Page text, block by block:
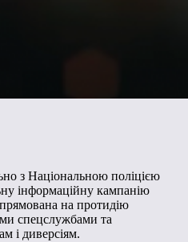
з Національною поліцією
інформаційну кампанію
на протидію
спецслужбами та
і диверсіям.